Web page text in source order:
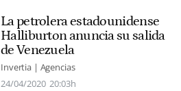
La petrolera estadounidense
Halliburton anuncia su salida
de Venezuela
Invertia | Agencias
24/04/2020 20:03h